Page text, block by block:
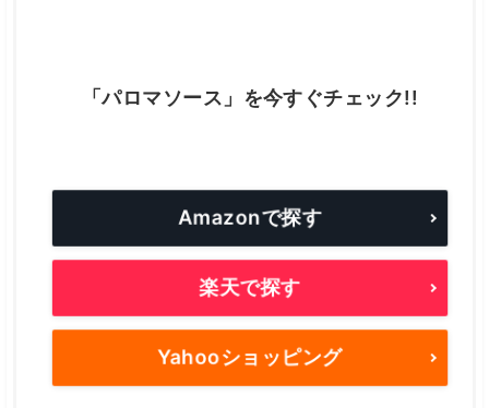
「パロマソース」を今すぐチェック!!
Amazonで探す
楽天で探す
Yahooショッピング